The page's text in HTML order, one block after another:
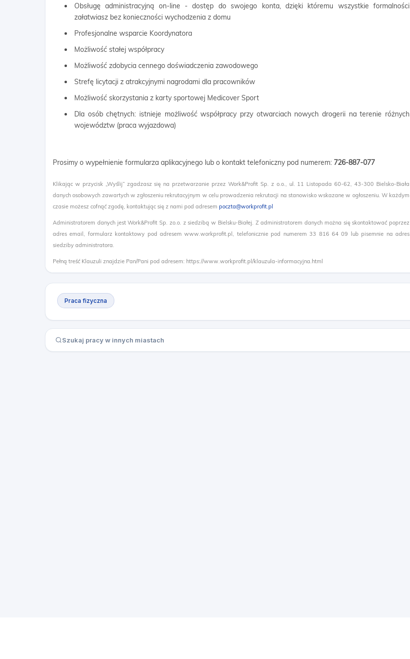
Obsługę administracyjną on-line - dostęp do swojego konta, dzięki któremu wszystkie formalności
załatwiasz bez konieczności wychodzenia z domu
Profesjonalne wsparcie Koordynatora
Możliwość stałej współpracy
Możliwość zdobycia cennego doświadczenia zawodowego
Strefę licytacji z atrakcyjnymi nagrodami dla pracowników
Możliwość skorzystania z karty sportowej Medicover Sport
Dla osób chętnych: istnieje możliwość współpracy przy otwarciach nowych drogerii na terenie różnych
województw (praca wyjazdowa)
Prosimy o wypełnienie formularza aplikacyjnego lub o kontakt telefoniczny pod numerem: 726-887-077
Klikając w przycisk „Wyślij” zgadzasz się na przetwarzanie przez Work&Profit Sp. z o.o., ul. 11 Listopada 60-62, 43-300 Bielsko-Biała
danych osobowych zawartych w zgłoszeniu rekrutacyjnym w celu prowadzenia rekrutacji na stanowisko wskazane w ogłoszeniu. W każdym
czasie możesz cofnąć zgodę, kontaktując się z nami pod adresem poczta@workprofit.pl
Administratorem danych jest Work&Profit Sp. zo.o. z siedzibą w Bielsku-Białej. Z administratorem danych można się skontaktować poprzez
adres email, formularz kontaktowy pod adresem www.workprofit.pl, telefonicznie pod numerem 33 816 64 09 lub pisemnie na adres
siedziby administratora.
Pełną treść Klauzuli znajdzie Pan/Pani pod adresem: https://www.workprofit.pl/klauzula-informacyjna.html
Praca fizyczna
Szukaj pracy w innych miastach